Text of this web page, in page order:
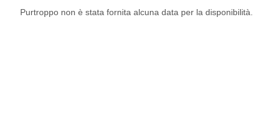
Purtroppo non è stata fornita alcuna data per la disponibilità.